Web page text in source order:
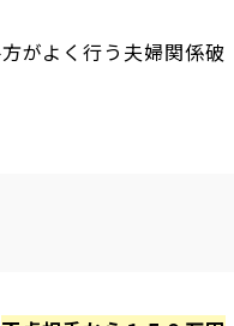
がよく行う夫婦関係破